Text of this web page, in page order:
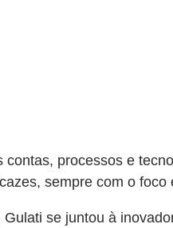
processos e
sempre com o foco
se juntou à